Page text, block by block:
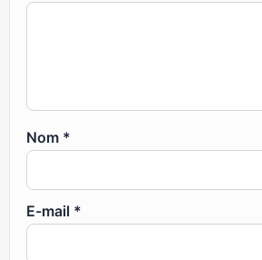
Nom *
E-mail *